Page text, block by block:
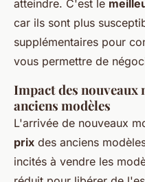
atteindre. C'est le
car ils sont plus
supplémentaires pour
vous permettre de
Impact des nouveaux
anciens modèles
L'arrivée de nouveaux
prix des anciens
incités à vendre les